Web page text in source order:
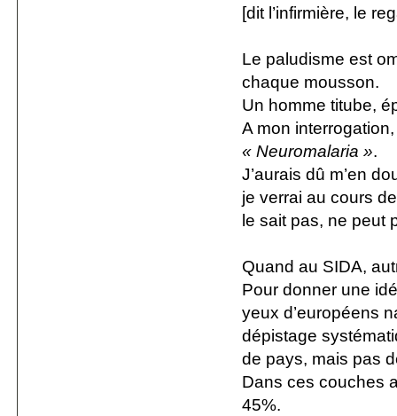
[dit l’infirmière, le
Le paludisme est
chaque mousson.
Un homme titube,
A mon
« Neuromalaria ».
J’aurais dû m’en
je verrai au cours
le sait pas, ne peut
Quand au SIDA,
Pour donner une
yeux d’européens
dépistage
de pays, mais pas
Dans ces couches
45%.